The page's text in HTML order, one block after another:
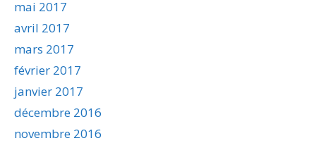
mai 2017
avril 2017
mars 2017
février 2017
janvier 2017
décembre 2016
novembre 2016